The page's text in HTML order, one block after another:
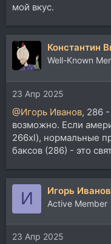
мой вкус.
Константин
Well-Known
23 Апр 2025
@Игорь Иванов, 286
возможно. Если
266xl), нормальные
баксов (286) - это
И Игорь Иванов
Active Member
23 Апр 2025